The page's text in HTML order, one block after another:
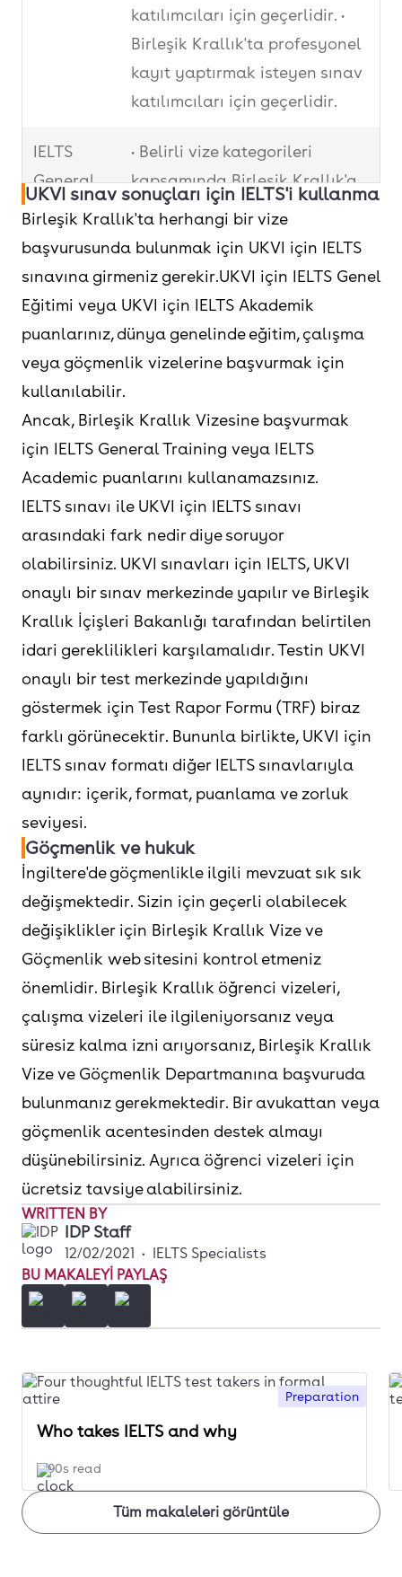
katılımcıları için geçerlidir. •
Birleşik Krallık'ta profesyonel
kayıt yaptırmak isteyen sınav
katılımcıları için geçerlidir.
IELTS
General
Training
• Belirli vize kategorileri
kapsamında Birleşik Krallık'a
göç etmek isteyen sınav
katılımcıları için geçerlidir.
• Derece seviyesinin altında
eğitim almak veya eğitim
almak isteyen sınav
katılımcıları için geçerlidir.
IELTS Life
Skills A1
başvurmak isteyen sınav
katılımcıları için geçerlidir.
IELTS Life
Skills B1
Süresiz oturma izni veya
vatandaşlık başvurusunda
bulunmak isteyen sınav
katılımcıları için geçerlidir.
UKVI sınav sonuçları için IELTS'i kullanma
Birleşik Krallık'ta herhangi bir vize
başvurusunda bulunmak için UKVI için IELTS
sınavına girmeniz gerekir.UKVI için IELTS Genel
Eğitimi veya UKVI için IELTS Akademik
puanlarınız, dünya genelinde eğitim, çalışma
veya göçmenlik vizelerine başvurmak için
kullanılabilir.
Ancak, Birleşik Krallık Vizesine başvurmak
için IELTS General Training veya IELTS
Academic puanlarını kullanamazsınız.
IELTS sınavı ile UKVI için IELTS sınavı
arasındaki fark nedir diye soruyor
olabilirsiniz. UKVI sınavları için IELTS, UKVI
onaylı bir sınav merkezinde yapılır ve Birleşik
Krallık İçişleri Bakanlığı tarafından belirtilen
idari gereklilikleri karşılamalıdır. Testin UKVI
onaylı bir test merkezinde yapıldığını
göstermek için Test Rapor Formu (TRF) biraz
farklı görünecektir. Bununla birlikte, UKVI için
IELTS sınav formatı diğer IELTS sınavlarıyla
aynıdır: içerik, format, puanlama ve zorluk
seviyesi.
Göçmenlik ve hukuk
İngiltere'de göçmenlikle ilgili mevzuat sık sık
değişmektedir. Sizin için geçerli olabilecek
değişiklikler için Birleşik Krallık Vize ve
Göçmenlik web sitesini kontrol etmeniz
önemlidir. Birleşik Krallık öğrenci vizeleri,
çalışma vizeleri ile ilgileniyorsanız veya
süresiz kalma izni arıyorsanız, Birleşik Krallık
Vize ve Göçmenlik Departmanına başvuruda
bulunmanız gerekmektedir. Bir avukattan veya
göçmenlik acentesinden destek almayı
düşünebilirsiniz. Ayrıca öğrenci vizeleri için
ücretsiz tavsiye alabilirsiniz.
WRITTEN BY
IDP Staff
12/02/2021 • IELTS Specialists
BU MAKALEYI PAYLAŞ
Tüm makaleleri görüntüle
Preparation
Who takes IELTS and why
90s read